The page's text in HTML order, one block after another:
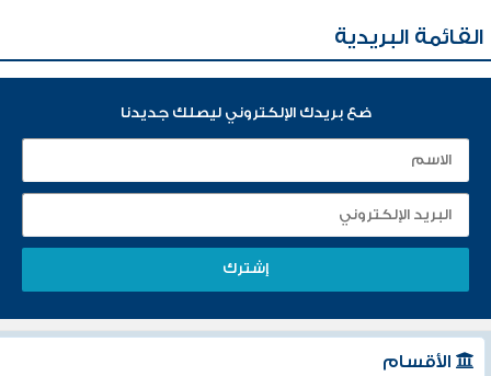
القائمة البريدية
ضع بريدك الإلكتروني ليصلك جديدنا
الأقسام